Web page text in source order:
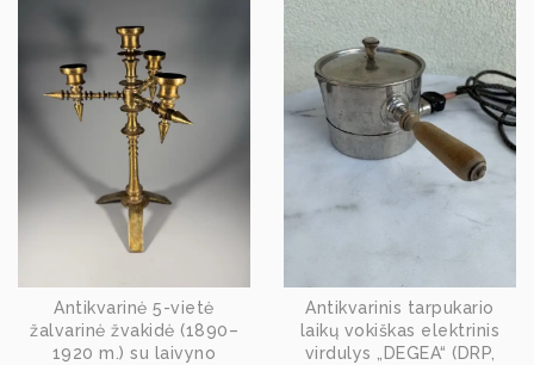
Antikvarinė 5-vietė
žalvarinė žvakidė (1890–
1920 m.) su laivyno
Antikvarinis tarpukario
laikų vokiškas elektrinis
virdulys „DEGEA“ (DRP,